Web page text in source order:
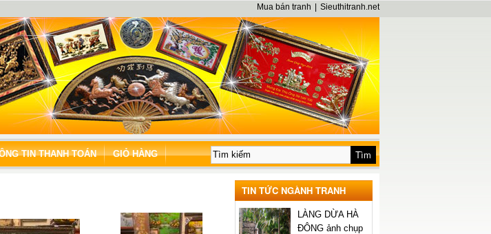
Sieuthitranh.net
Mua bán tranh
TIN THANH TOÁN GIỎ HÀNG
TIN TỨC NGÀNH TRANH
LÀNG DỪA HÀ
ĐÔNG ảnh chụp